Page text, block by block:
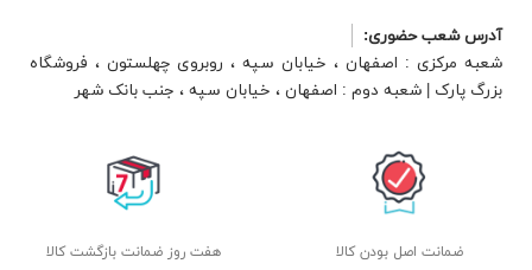
آدرس شعب حضوری:
شعبه مرکزی : اصفهان ، خیابان سپه ، روبروی چهلستون ، فروشگاه
بزرگ پارک | شعبه دوم : اصفهان ، خیابان سپه ، جنب بانک شهر
ضمانت اصل بودن کالا هفت روز ضمانت بازگشت کالا